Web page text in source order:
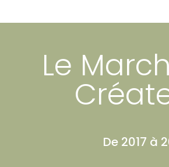
Le
De 2017 à